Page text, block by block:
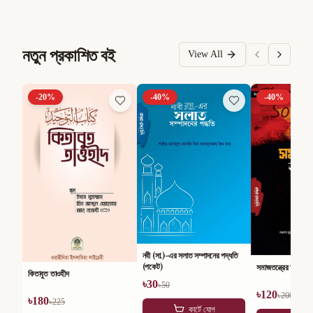
নতুন প্রকাশিত বই View All
-20%
কিতাবুত তাওহীদ
৳180৳225
-40%
নবী (সা.)-এর সলাত সম্পাদনের পদ্ধতি
(পকেট)
৳30৳50
কার্টে যোগ
-40%
সমাজতন্ত্রের অসারতা
৳120৳200